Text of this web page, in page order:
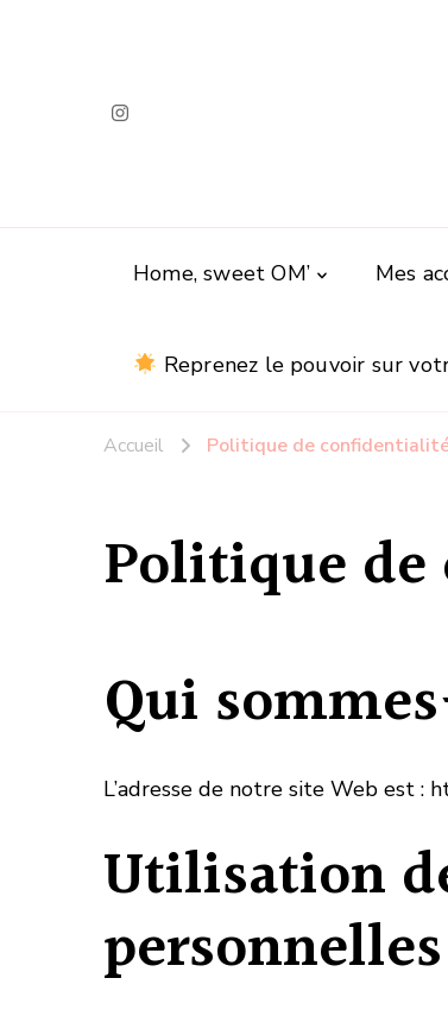
Home, sweet OM’ Mes
Reprenez le pouvoir sur
Accueil Politique de
Politique
Qui
L’adresse de notre site Web est :
Utilisation